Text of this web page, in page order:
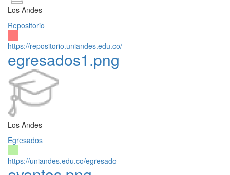
Los Andes
Repositorio
https://repositorio.uniandes.edu.co/
egresados1.png
Los Andes
Egresados
https://uniandes.edu.co/egresado